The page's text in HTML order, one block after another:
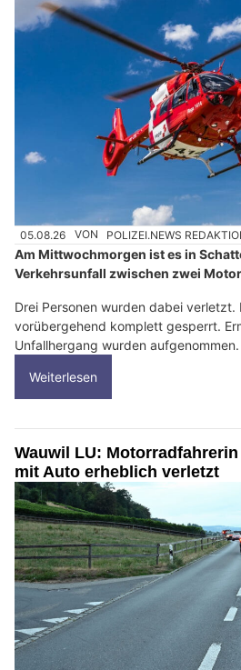
05.08.26 VON POLIZEI.NEWS
Am Mittwochmorgen ist es in
Verkehrsunfall zwischen zwei
Drei Personen wurden dabei verletzt.
vorübergehend komplett gesperrt.
Unfallhergang wurden aufgenommen.
Weiterlesen
Wauwil LU:
mit Auto erheblich verletzt